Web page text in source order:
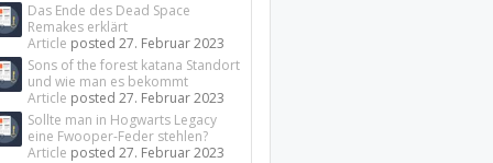
Das Ende des Dead Space
Remakes erklärt
Article posted27. Februar 2023
Sons of the forest katana Standort
und wie man es bekommt
Article posted27. Februar 2023
Sollte man in Hogwarts Legacy
eine Fwooper-Feder stehlen?
Article posted27. Februar 2023